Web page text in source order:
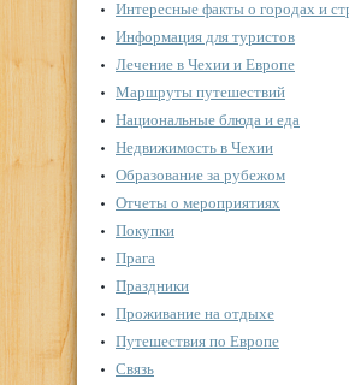
Интересные факты о городах и
Информация для туристов
Лечение в Чехии и Европе
Маршруты путешествий
Национальные блюда и еда
Недвижимость в Чехии
Образование за рубежом
Отчеты о мероприятиях
Покупки
Прага
Праздники
Проживание на отдыхе
Путешествия по Европе
Связь